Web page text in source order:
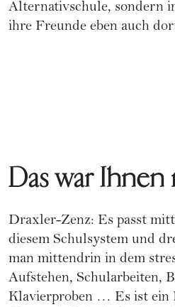
Alternativschule, sondern
ihre Freunde eben auch
Das war
Draxler-Zenz: Es passt
diesem Schulsystem und
man mittendrin in dem
Aufstehen, Schularbeiten,
Klavierproben … Es ist ein